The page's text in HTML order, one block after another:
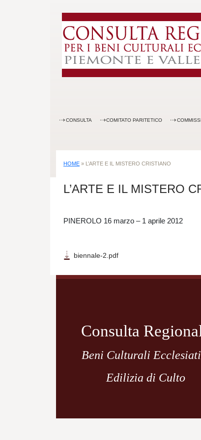
CONSULTA COMITATO PARITETICO
HOME » L’ARTE E IL MISTERO CRISTIANO
L’ARTE E IL MISTERO
PINEROLO 16 marzo – 1 aprile 2012
biennale-2.pdf
Navigazione
Consulta
Beni Culturali
Edilizia di Culto